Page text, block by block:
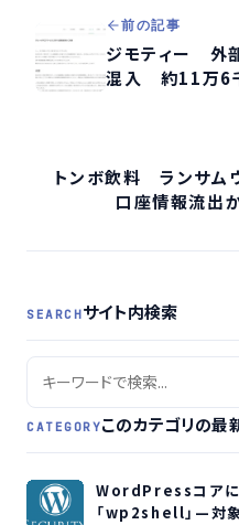
前の記事
ジモティー 外
混入 約11万6
トンボ飲料 ランサム
口座情報流出
SEARCHサイト内検索
CATEGORYこのカテゴリの最
WordPressコアに
「wp2shell」—対